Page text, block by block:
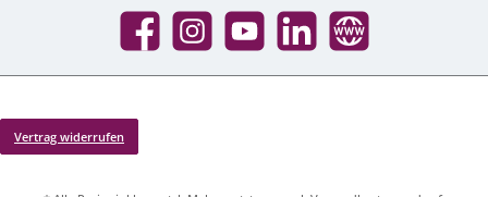
Facebook InstagramYouTube LinkedIn Website
Vertrag widerrufen